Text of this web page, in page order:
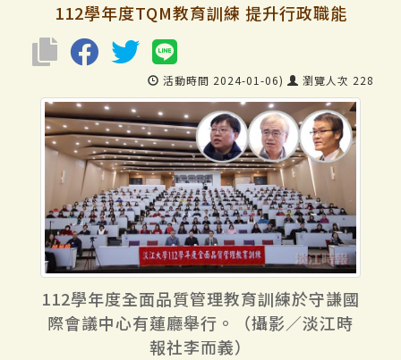
112學年度TQM教育訓練 提升行政職能
活動時間 2024-01-06) 瀏覽人次 228
112學年度全面品質管理教育訓練於守謙國
際會議中心有蓮廳舉行。（攝影／淡江時
報社李而義）